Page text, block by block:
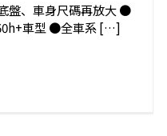
盤、車身尺碼再放大 ●
車型 ●全車系 […]